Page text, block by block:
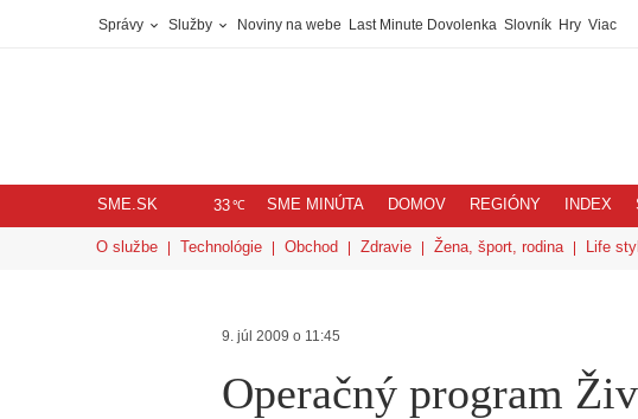
Správy Služby Noviny na webe Last Minute Dovolenka Slovník Hry Viac
SME.SK 33℃ SME MINÚTA DOMOV REGIÓNY INDEX
O službe Technológie Obchod Zdravie Žena, šport, rodina Life
9. júl 2009 o 11:45
Operačný program